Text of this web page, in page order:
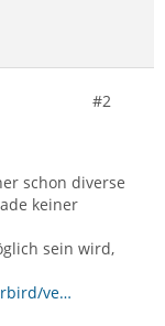
#2
schon diverse
keiner
sein wird,
ve…